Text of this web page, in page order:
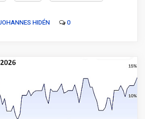
HIDÉN 0